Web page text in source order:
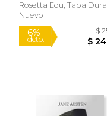
Rosetta Edu, Tapa Dura,
Nuevo